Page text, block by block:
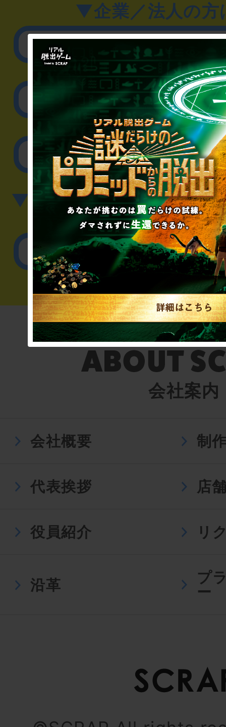
▼企業／法人の方
リアル脱出ゲーム制作
取材に関するお
その他のご相談／
▼英語、中国語でのお問
English／
会社案内
会社概要 制
代表挨拶 店
役員紹介 リ
沿革
プ
ー